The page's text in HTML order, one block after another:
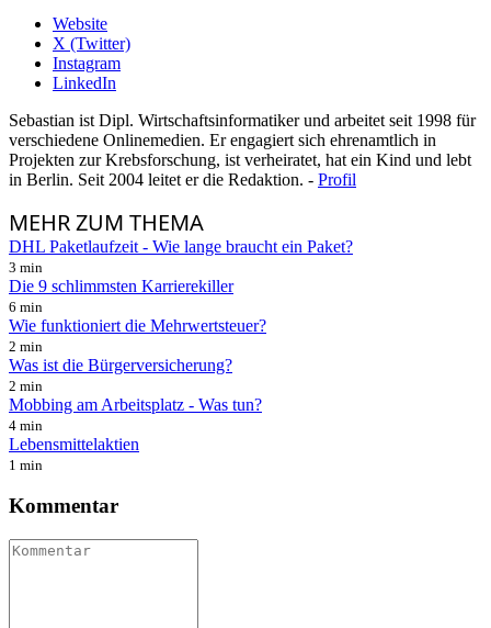
Website
X (Twitter)
Instagram
LinkedIn
Sebastian ist Dipl. Wirtschaftsinformatiker und arbeitet seit 1998 für
verschiedene Onlinemedien. Er engagiert sich ehrenamtlich in
Projekten zur Krebsforschung, ist verheiratet, hat ein Kind und lebt
in Berlin. Seit 2004 leitet er die Redaktion. - Profil
MEHRZUM THEMA
DHL Paketlaufzeit - Wie lange braucht ein Paket?
3 min
Die 9 schlimmsten Karrierekiller
6 min
Wie funktioniert die Mehrwertsteuer?
2 min
Was ist die Bürgerversicherung?
2 min
Mobbing am Arbeitsplatz - Was tun?
4 min
Lebensmittelaktien
1 min
Kommentar